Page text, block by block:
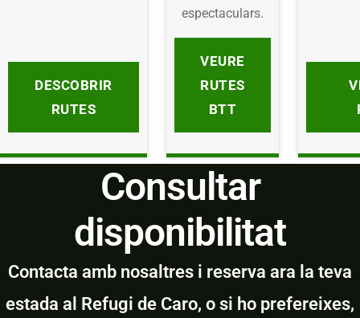
DESCOBRIR
RUTES
espectaculars.
VEURE
RUTES
BTT
Consultar
disponibilitat
Contacta amb nosaltres i reserva ara la teva
estada al Refugi de Caro, o si ho prefereixes,